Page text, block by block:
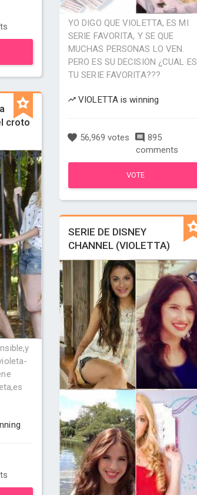
croto
YO DIGO QUE VIOLETTA, ES MI
SERIE FAVORITA, Y SE QUE
MUCHAS PERSONAS LO VEN.
PERO ES SU DECISION ¿CUAL ES
TU SERIE FAVORITA???
VIOLETTA is winning
56,969 votes
895
comments
VOTE
SERIE DE DISNEY
CHANNEL (VIOLETTA)